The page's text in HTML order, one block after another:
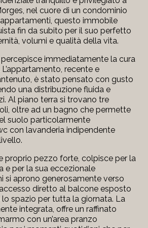
nel cuore di un condominio
questo immobile
fin da subito per il suo perfetto
volumi e qualità della vita.
percepisce immediatamente la cura
recente e
è stato pensato con gusto
una distribuzione fluida e
Al piano terra si trovano tre
oltre ad un bagno che permette
suolo particolarmente
con lavanderia indipendente
proprio pezzo forte, colpisce per la
e per la sua eccezionale
si aprono generosamente verso
diretto al balcone esposto
lo spazio per tutta la giornata. La
integrata, offre un raffinato
con un’area pranzo